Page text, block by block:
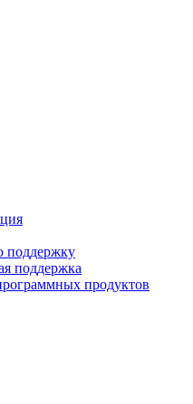
поддержку
поддержка
продуктов